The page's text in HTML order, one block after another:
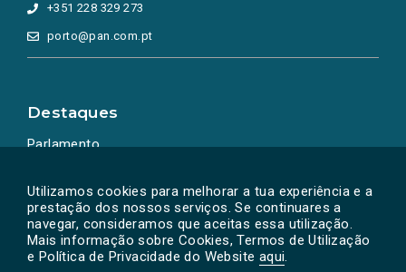
Utilizamos cookies para melhorar a tua experiência e a
prestação dos nossos serviços. Se continuares a
navegar, consideramos que aceitas essa utilização.
Mais informação sobre Cookies, Termos de Utilização
e Política de Privacidade do Website aqui.
+351 228 329 273
porto@pan.com.pt
Destaques
Parlamento